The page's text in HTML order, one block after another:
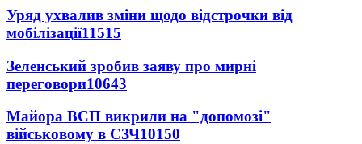
Уряд ухвалив зміни щодо відстрочки від
мобілізації11515
Зеленський зробив заяву про мирні
переговори10643
Майора ВСП викрили на "допомозі"
військовому в СЗЧ10150